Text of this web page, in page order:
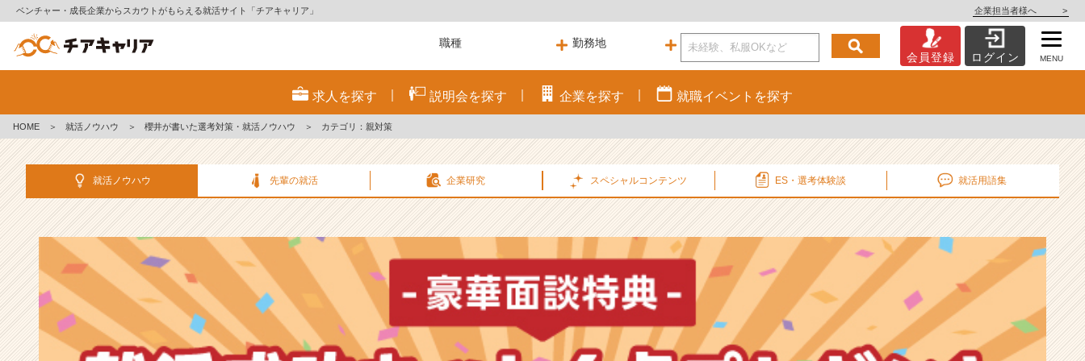
ベンチャー・成長企業からスカウトがもらえる就活サイト「チアキャリア」 企業担当者様へ >
策・
就
ノ
ハ
記
事
|
ベ
ン
チ
ー・
会員登録 ログイン MENU
求人を探す 説明会を探す 企業を探す 就職イベント を探す
HOME ＞ 就活ノウハウ ＞ 櫻井が書いた選考対策・就活ノウハウ ＞ カテゴリ：親対策
就活ノウハウ 先輩の就活 企業研究 スペシャルコンテンツ ES・選考体験談 就活用語集